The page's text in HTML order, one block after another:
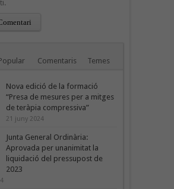
Comentaris Temes
Nova edició de la formació
“Presa de mesures per a mitges
de teràpia compressiva”
21 juny 2024
Junta General Ordinària:
Aprovada per unanimitat la
liquidació del pressupost de
2023